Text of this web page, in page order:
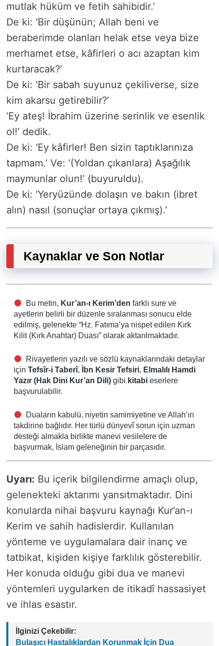
mutlak hüküm ve fetih sahibidir.’
De ki: ‘Bir düşünün; Allah beni ve
beraberimde olanları helak etse veya bize
merhamet etse, kâfirleri o acı azaptan kim
kurtaracak?’
De ki: ‘Bir sabah suyunuz çekiliverse, size
kim akarsu getirebilir?’
‘Ey ateş! İbrahim üzerine serinlik ve esenlik
ol!’ dedik.
De ki: ‘Ey kâfirler! Ben sizin taptıklarınıza
tapmam.’ Ve: ‘(Yoldan çıkanlara) Aşağılık
maymunlar olun!’ (buyuruldu).
De ki: ‘Yeryüzünde dolaşın ve bakın (ibret
alın) nasıl (sonuçlar ortaya çıkmış).’
Kaynaklar ve Son Notlar
Bu metin, Kur’an-ı Kerim’den farklı sure ve
ayetlerin belirli bir düzenle sıralanması sonucu elde
edilmiş, gelenekte “Hz. Fatıma’ya nispet edilen Kırk
Kilit (Kırk Anahtar) Duası” olarak aktarılmaktadır.
Rivayetlerin yazılı ve sözlü kaynaklarındaki detaylar
için Tefsîr-i Taberî, İbn Kesir Tefsiri, Elmalılı Hamdi
Yazır (Hak Dini Kur’an Dili) gibi kitabi eserlere
başvurulabilir.
Duaların kabulü, niyetin samimiyetine ve Allah’ın
takdirine bağlıdır. Her türlü dünyevî sorun için uzman
desteği almakla birlikte manevi vesilelere de
başvurmak, İslam geleneğinin bir parçasıdır.
Uyarı: Bu içerik bilgilendirme amaçlı olup,
gelenekteki aktarımı yansıtmaktadır. Dini
konularda nihai başvuru kaynağı Kur’an-ı
Kerim ve sahih hadislerdir. Kullanılan
yönteme ve uygulamalara dair inanç ve
tatbikat, kişiden kişiye farklılık gösterebilir.
Her konuda olduğu gibi dua ve manevi
yöntemleri uygularken de itikadî hassasiyet
ve ihlas esastır.
İlginizi Çekebilir:
Bulaşıcı Hastalıklardan Korunmak İçin Dua